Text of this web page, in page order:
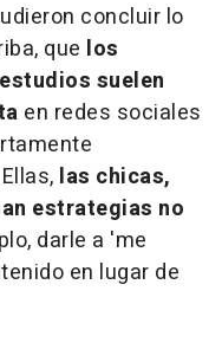
concluir lo
que los
suelen
en redes sociales
las chicas,
estrategias no
darle a 'me
en lugar de